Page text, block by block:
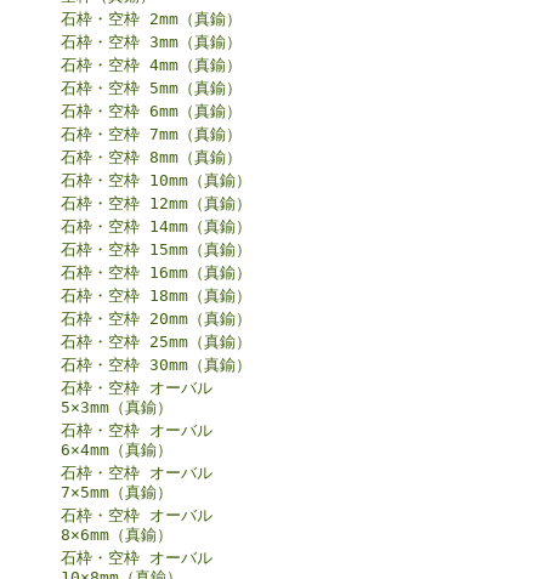
石枠・空枠 2mm（真鍮）
石枠・空枠 3mm（真鍮）
石枠・空枠 4mm（真鍮）
石枠・空枠 5mm（真鍮）
石枠・空枠 6mm（真鍮）
石枠・空枠 7mm（真鍮）
石枠・空枠 8mm（真鍮）
石枠・空枠 10mm（真鍮）
石枠・空枠 12mm（真鍮）
石枠・空枠 14mm（真鍮）
石枠・空枠 15mm（真鍮）
石枠・空枠 16mm（真鍮）
石枠・空枠 18mm（真鍮）
石枠・空枠 20mm（真鍮）
石枠・空枠 25mm（真鍮）
石枠・空枠 30mm（真鍮）
石枠・空枠 オーバル
5×3mm（真鍮）
石枠・空枠 オーバル
6×4mm（真鍮）
石枠・空枠 オーバル
7×5mm（真鍮）
石枠・空枠 オーバル
8×6mm（真鍮）
石枠・空枠 オーバル